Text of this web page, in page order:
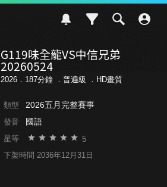
G119味全龍VS中信兄弟
20260524
2026．187分鐘 ． 普遍級 ．HD畫質
類型 2026五月完整賽事
發音 國語
星等 5
下架時間 2036年12月31日